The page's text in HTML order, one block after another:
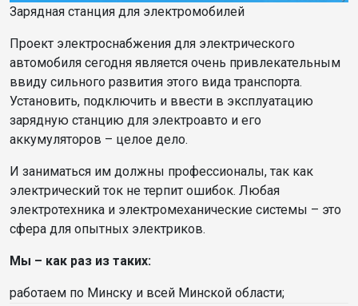
Зарядная станция для электромобилей
Проект электроснабжения для электрического
автомобиля сегодня является очень привлекательным
ввиду сильного развития этого вида транспорта.
Установить, подключить и ввести в эксплуатацию
зарядную станцию для электроавто и его
аккумуляторов – целое дело.
И заниматься им должны профессионалы, так как
электрический ток не терпит ошибок. Любая
электротехника и электромеханические системы – это
сфера для опытных электриков.
Мы – как раз из таких:
работаем по Минску и всей Минской области;